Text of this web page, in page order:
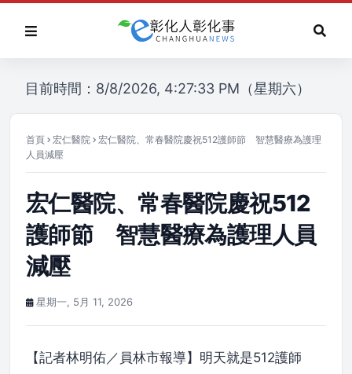
目前時間：8/8/2026, 4:27:33 PM（星期六）
首頁 宏仁醫院
宏仁醫院、常春醫院慶祝512護師節 智慧醫療為護理
人員減壓
宏仁醫院、常春醫院慶祝512
護師節 智慧醫療為護理人員
減壓
星期一, 5月 11, 2026
【記者林明佑／員林市報導】明天就是512護師